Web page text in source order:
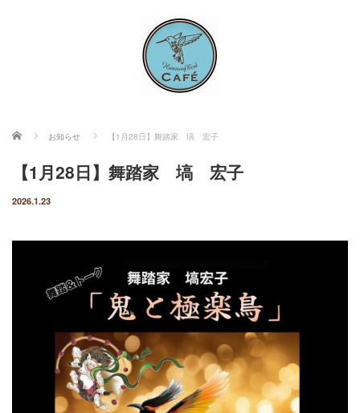
ホーム お知らせ 【1月28日】舞踏家 塙 宏子
【1月28日】舞踏家 塙 宏子
2026.1.23